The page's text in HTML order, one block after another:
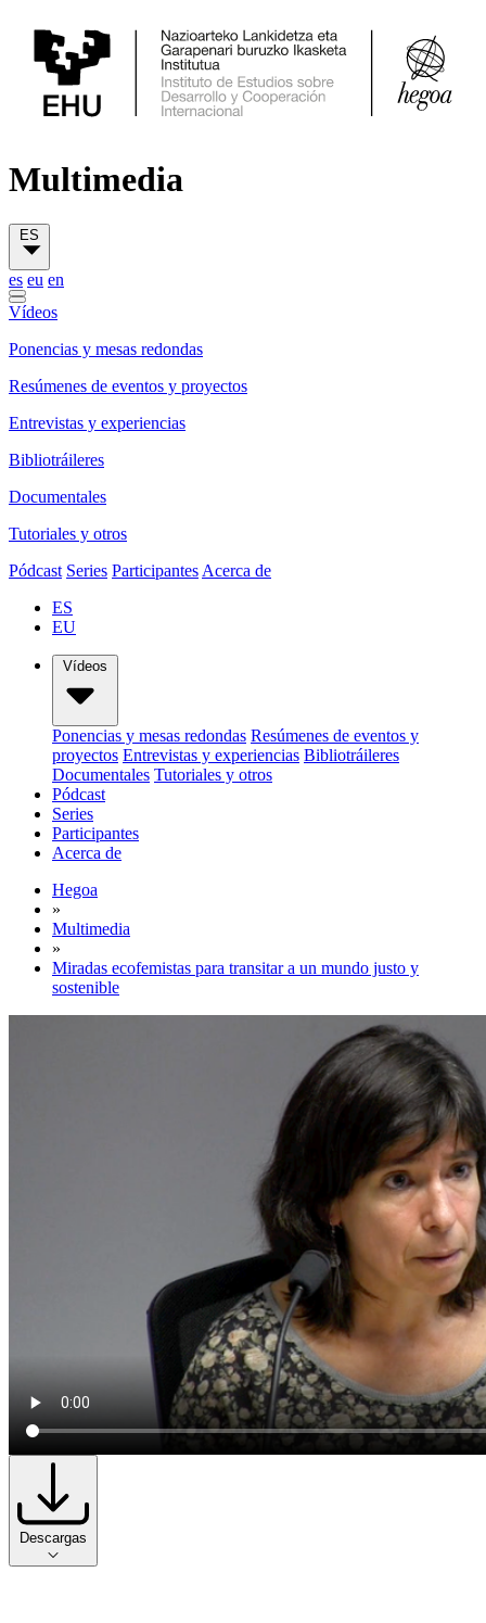
Multimedia
ES
es eu en
Vídeos
Ponencias y mesas redondas
Resúmenes de eventos y proyectos
Entrevistas y experiencias
Bibliotráileres
Documentales
Tutoriales y otros
Pódcast Series Participantes Acerca de
ES
EU
Vídeos
Ponencias y mesas redondas Resúmenes de eventos y
proyectos Entrevistas y experiencias Bibliotráileres
Documentales Tutoriales y otros
Pódcast
Series
Participantes
Acerca de
Hegoa
»
Multimedia
»
Miradas ecofemistas para transitar a un mundo justo y
sostenible
Descargas